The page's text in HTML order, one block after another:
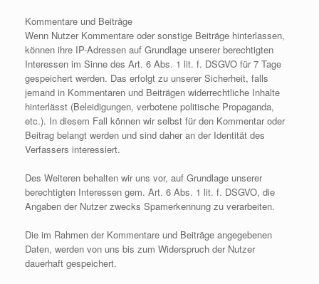
Kommentare und Beiträge
Wenn Nutzer Kommentare oder sonstige Beiträge hinterlassen,
können ihre IP-Adressen auf Grundlage unserer berechtigten
Interessen im Sinne des Art. 6 Abs. 1 lit. f. DSGVO für 7 Tage
gespeichert werden. Das erfolgt zu unserer Sicherheit, falls
jemand in Kommentaren und Beiträgen widerrechtliche Inhalte
hinterlässt (Beleidigungen, verbotene politische Propaganda,
etc.). In diesem Fall können wir selbst für den Kommentar oder
Beitrag belangt werden und sind daher an der Identität des
Verfassers interessiert.
Des Weiteren behalten wir uns vor, auf Grundlage unserer
berechtigten Interessen gem. Art. 6 Abs. 1 lit. f. DSGVO, die
Angaben der Nutzer zwecks Spamerkennung zu verarbeiten.
Die im Rahmen der Kommentare und Beiträge angegebenen
Daten, werden von uns bis zum Widerspruch der Nutzer
dauerhaft gespeichert.